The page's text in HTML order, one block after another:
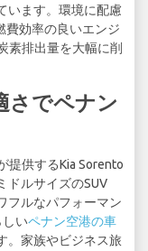
います。環境に配慮
費効率の良いエンジ
素排出量を大幅に削
さでペナン
提供するKia Sorento
ドルサイズのSUV
フルなパフォーマン
しいペナン空港の車
。家族やビジネス旅